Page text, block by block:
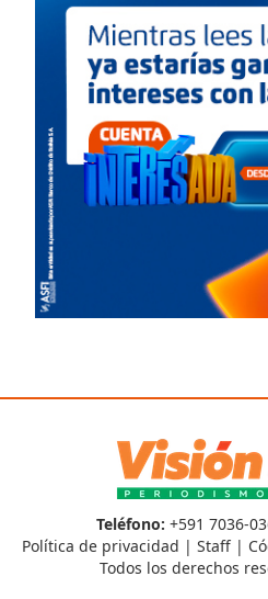
Teléfono: +591 7036-
Política de privacidad | Staff|
Todos los derechos